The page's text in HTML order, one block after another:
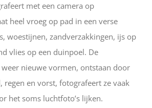
met een camera op
heel vroeg op pad in een verse
woestijnen, zandverzakkingen, ijs op
vlies op een duinpoel. De
weer nieuwe vormen, ontstaan door
regen en vorst, fotografeert ze vaak
het soms luchtfoto’s lijken.